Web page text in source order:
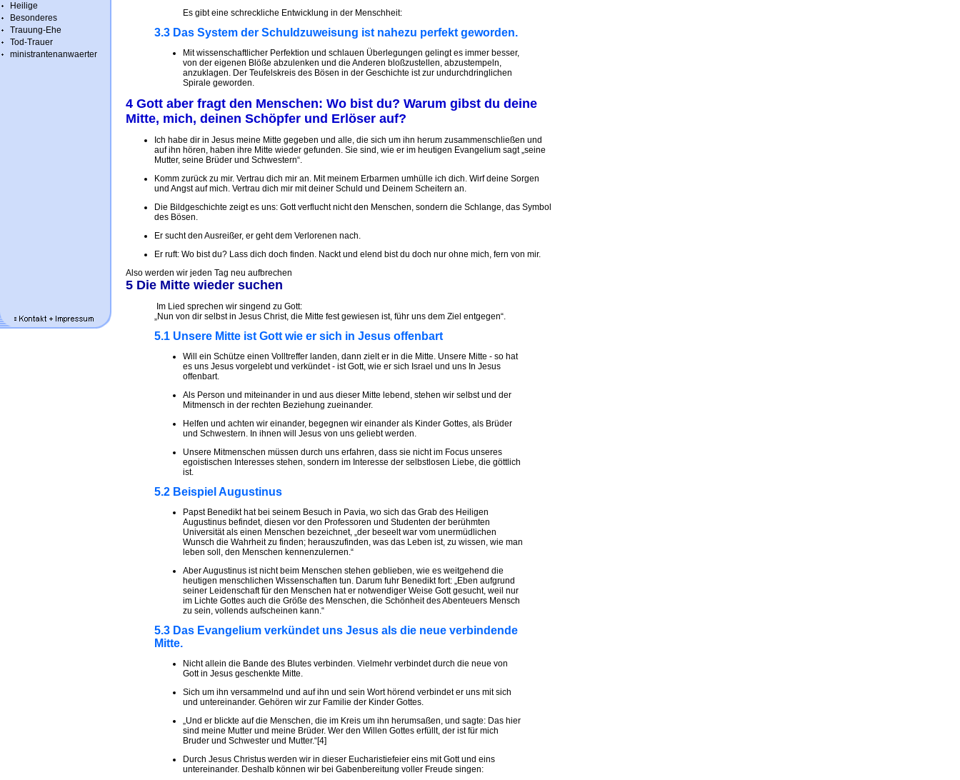
Heilige
Besonderes
Trauung-Ehe
Tod-Trauer
ministrantenanwaerter
Es gibt eine schreckliche Entwicklung in der Menschheit:
3.3 Das System der Schuldzuweisung ist nahezu perfekt geworden.
Mit wissenschaftlicher Perfektion und schlauen Überlegungen gelingt es immer besser,
von der eigenen Blöße abzulenken und die Anderen bloßzustellen, abzustempeln,
anzuklagen. Der Teufelskreis des Bösen in der Geschichte ist zur undurchdringlichen
Spirale geworden.
4 Gott aber fragt den Menschen: Wo bist du? Warum gibst du deine
Mitte, mich, deinen Schöpfer und Erlöser auf?
Ich habe dir in Jesus meine Mitte gegeben und alle, die sich um ihn herum zusammenschließen und
auf ihn hören, haben ihre Mitte wieder gefunden. Sie sind, wie er im heutigen Evangelium sagt „seine
Mutter, seine Brüder und Schwestern“.
Komm zurück zu mir. Vertrau dich mir an. Mit meinem Erbarmen umhülle ich dich. Wirf deine Sorgen
und Angst auf mich. Vertrau dich mir mit deiner Schuld und Deinem Scheitern an.
Die Bildgeschichte zeigt es uns: Gott verflucht nicht den Menschen, sondern die Schlange, das Symbol
des Bösen.
Er sucht den Ausreißer, er geht dem Verlorenen nach.
Er ruft: Wo bist du? Lass dich doch finden. Nackt und elend bist du doch nur ohne mich, fern von mir.
Also werden wir jeden Tag neu aufbrechen
5 Die Mitte wieder suchen
Im Lied sprechen wir singend zu Gott:
„Nun von dir selbst in Jesus Christ, die Mitte fest gewiesen ist, führ uns dem Ziel entgegen“.
5.1 Unsere Mitte ist Gott wie er sich in Jesus offenbart
Will ein Schütze einen Volltreffer landen, dann zielt er in die Mitte. Unsere Mitte - so hat
es uns Jesus vorgelebt und verkündet - ist Gott, wie er sich Israel und uns In Jesus
offenbart.
Als Person und miteinander in und aus dieser Mitte lebend, stehen wir selbst und der
Mitmensch in der rechten Beziehung zueinander.
Helfen und achten wir einander, begegnen wir einander als Kinder Gottes, als Brüder
und Schwestern. In ihnen will Jesus von uns geliebt werden.
Unsere Mitmenschen müssen durch uns erfahren, dass sie nicht im Focus unseres
egoistischen Interesses stehen, sondern im Interesse der selbstlosen Liebe, die göttlich
ist.
5.2 Beispiel Augustinus
Papst Benedikt hat bei seinem Besuch in Pavia, wo sich das Grab des Heiligen
Augustinus befindet, diesen vor den Professoren und Studenten der berühmten
Universität als einen Menschen bezeichnet, „der beseelt war vom unermüdlichen
Wunsch die Wahrheit zu finden; herauszufinden, was das Leben ist, zu wissen, wie man
leben soll, den Menschen kennenzulernen.“
Aber Augustinus ist nicht beim Menschen stehen geblieben, wie es weitgehend die
heutigen menschlichen Wissenschaften tun. Darum fuhr Benedikt fort: „Eben aufgrund
seiner Leidenschaft für den Menschen hat er notwendiger Weise Gott gesucht, weil nur
im Lichte Gottes auch die Größe des Menschen, die Schönheit des Abenteuers Mensch
zu sein, vollends aufscheinen kann.“
5.3 Das Evangelium verkündet uns Jesus als die neue verbindende
Mitte.
Nicht allein die Bande des Blutes verbinden. Vielmehr verbindet durch die neue von
Gott in Jesus geschenkte Mitte.
Sich um ihn versammelnd und auf ihn und sein Wort hörend verbindet er uns mit sich
und untereinander. Gehören wir zur Familie der Kinder Gottes.
„Und er blickte auf die Menschen, die im Kreis um ihn herumsaßen, und sagte: Das hier
sind meine Mutter und meine Brüder. Wer den Willen Gottes erfüllt, der ist für mich
Bruder und Schwester und Mutter.“[4]
Durch Jesus Christus werden wir in dieser Eucharistiefeier eins mit Gott und eins
untereinander. Deshalb können wir bei Gabenbereitung voller Freude singen: